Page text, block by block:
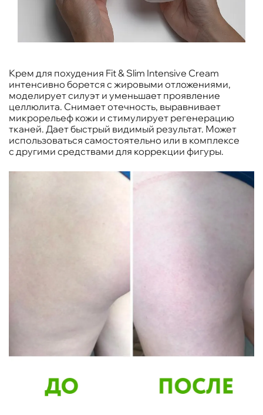
Крем для похудения Fit & Slim Intensive Cream
интенсивно борется с жировыми отложениями,
моделирует силуэт и уменьшает проявление
целлюлита. Снимает отечность, выравнивает
микрорельеф кожи и стимулирует регенерацию
тканей. Дает быстрый видимый результат. Может
использоваться самостоятельно или в комплексе
с другими средствами для коррекции фигуры.